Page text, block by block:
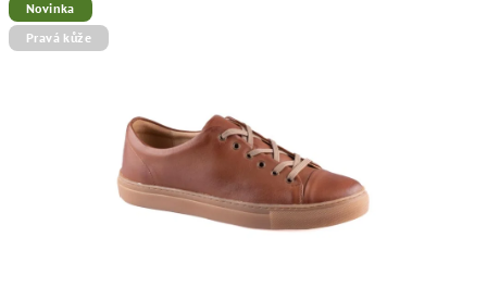
produktu
je
0,0
Novinka
Pravá kůže